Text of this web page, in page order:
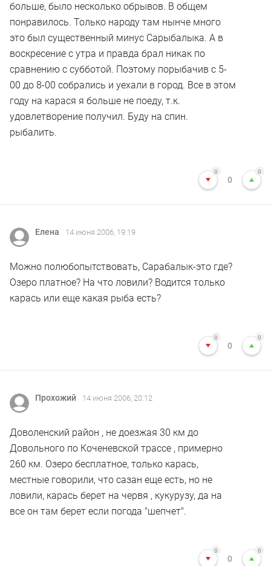
больше, было несколько обрывов. В общем
понравилось. Только народу там нынче много
это был существенный минус Сарыбалыка. А в
воскресение с утра и правда брал никак по
сравнению с субботой. Поэтому порыбачив с 5-
00 до 8-00 собрались и уехали в город. Все в этом
году на карася я больше не поеду, т.к.
удовлетворение получил. Буду на спин.
рыбалить.
0
0
0
Елена 14 июня 2006, 19:19
Можно полюбопытствовать, Сарабалык-это где?
Озеро платное? На что ловили? Водится только
карась или еще какая рыба есть?
0
0
0
Прохожий 14 июня 2006, 20:12
Доволенский район , не доезжая 30 км до
Довольного по Коченевской трассе , примерно
260 км. Озеро бесплатное, только карась,
местные говорили, что сазан еще есть, но не
ловили, карась берет на червя , кукурузу, да на
все он там берет если погода "шепчет".
0
0
0